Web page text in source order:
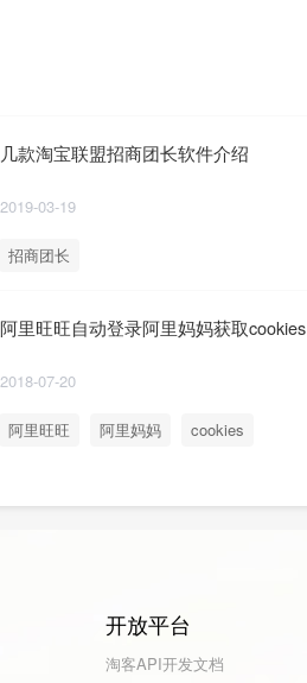
几款淘宝联盟招商团长软件介绍
2019-03-19
招商团长
阿里旺旺自动登录阿里妈妈获取cookies
2018-07-20
阿里旺旺 阿里妈妈 cookies
开放平台
淘客API开发文档